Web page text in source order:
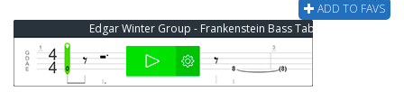
ADD TO FAVS
Edgar Winter Group - Frankenstein Bass Tab